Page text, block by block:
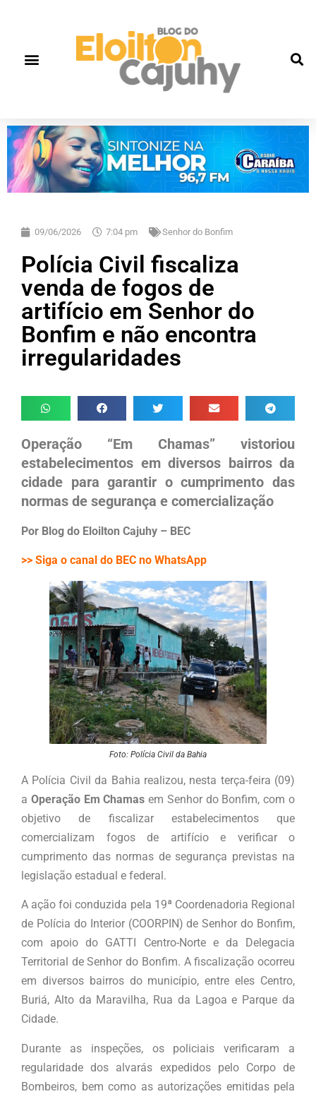
09/06/2026 7:04 pm Senhor do Bonfim
Polícia Civil fiscaliza
venda de fogos de
artifício em Senhor do
Bonfim e não encontra
irregularidades
Operação “Em Chamas” vistoriou
estabelecimentos em diversos bairros da
cidade para garantir o cumprimento das
normas de segurança e comercialização
Por Blog do Eloilton Cajuhy – BEC
>> Siga o canal do BEC no WhatsApp
Foto: Polícia Civil da Bahia
A Polícia Civil da Bahia realizou, nesta terça-feira (09)
a Operação Em Chamas em Senhor do Bonfim, com o
objetivo de fiscalizar estabelecimentos que
comercializam fogos de artifício e verificar o
cumprimento das normas de segurança previstas na
legislação estadual e federal.
A ação foi conduzida pela 19ª Coordenadoria Regional
de Polícia do Interior (COORPIN) de Senhor do Bonfim,
com apoio do GATTI Centro-Norte e da Delegacia
Territorial de Senhor do Bonfim. A fiscalização ocorreu
em diversos bairros do município, entre eles Centro,
Buriá, Alto da Maravilha, Rua da Lagoa e Parque da
Cidade.
Durante as inspeções, os policiais verificaram a
regularidade dos alvarás expedidos pelo Corpo de
Bombeiros, bem como as autorizações emitidas pela